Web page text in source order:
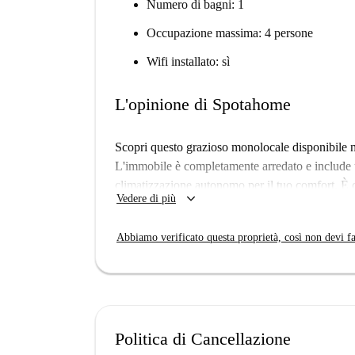
Numero di bagni: 1
Occupazione massima: 4 persone
Wifi installato: sì
L'opinione di Spotahome
Scopri questo grazioso monolocale disponibile
L'immobile è completamente arredato e
climatizzazione autonomo per il tuo comfort. È
studenti. Spotahome ha verificato
Situato nel cuore di San Giuseppe, questo
vicinanze, rendendolo uno spazio abitativo
Vedere di più keyboard_arrow_down
Abbiamo verificato questa proprietà, così non devi
Politica di Cancellazione